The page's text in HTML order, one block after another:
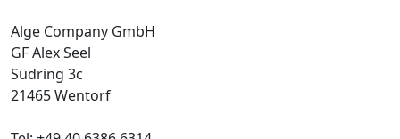
Alge Company GmbH
GF Alex Seel
Südring 3c
21465 Wentorf